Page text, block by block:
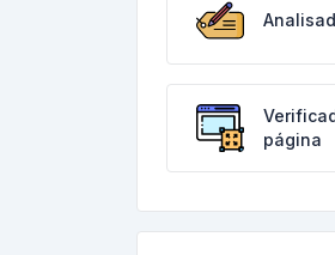
página